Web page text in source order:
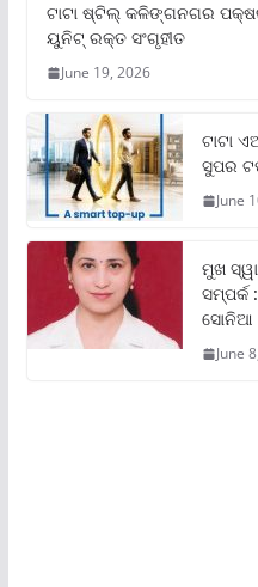
ଟାଟା ଷ୍ଟିଲ୍‌ କଳିଙ୍ଗନଗର
ୟୁନିଟ୍‌ ରକ୍ତ ସଂଗୃହୀତ
June 19, 2026
ଟାଟା
ସୁପର
June
ମୁଖ
ସମ୍ପର୍କ
ସୋନିଆ
June